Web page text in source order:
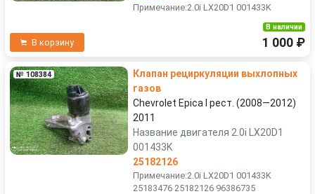
Примечание:2.0i LX20D1 001433K
В корзину
В наличии
1 000 ₽
№ 108384
Клапан рециркуляции выхлопных
газов
Chevrolet Epica I рест. (2008—2012)
2011
Название двигателя 2.0i LX20D1
001433K
25182126
Примечание:2.0i LX20D1 001433K
25183476 25182126 96386735